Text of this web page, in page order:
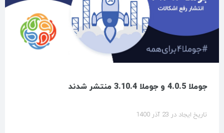
جوملا 4.0.5 و جوملا 3.10.4 منتشر شدند
تاریخ ایجاد در 23 آذر 1400